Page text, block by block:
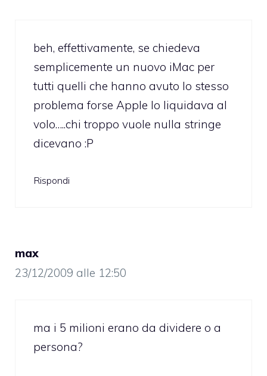
beh, effettivamente, se chiedeva
semplicemente un nuovo iMac per
tutti quelli che hanno avuto lo stesso
problema forse Apple lo liquidava al
volo…..chi troppo vuole nulla stringe
dicevano :P
Rispondi
max
23/12/2009 alle 12:50
ma i 5 milioni erano da dividere o a
persona?